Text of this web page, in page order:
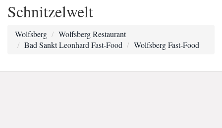
Schnitzelwelt
Wolfsberg
Wolfsberg Restaurant
Bad Sankt Leonhard Fast-Food
Wolfsberg Fast-Food